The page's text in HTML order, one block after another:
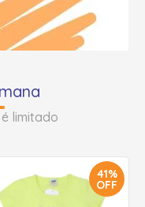
limitado
41%
OFF